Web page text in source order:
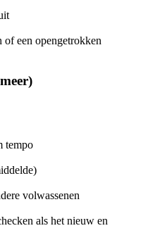
een opengetrokken
tempo
volwassenen
als het nieuw en